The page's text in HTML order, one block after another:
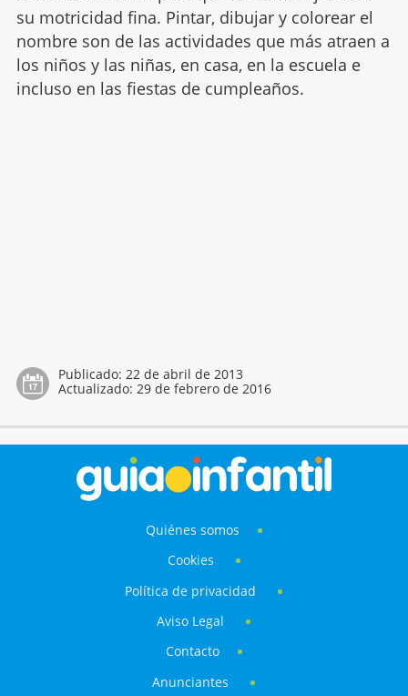
su motricidad fina. Pintar, dibujar y colorear el
nombre son de las actividades que más atraen a
los niños y las niñas, en casa, en la escuela e
incluso en las fiestas de cumpleaños.
Publicado: 22 de abril de 2013
Actualizado: 29 de febrero de 2016
Quiénes somos
Cookies
Política de privacidad
Aviso Legal
Contacto
Anunciantes